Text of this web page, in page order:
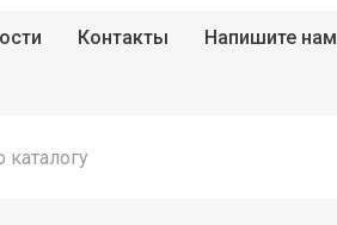
Контакты Напишите нам